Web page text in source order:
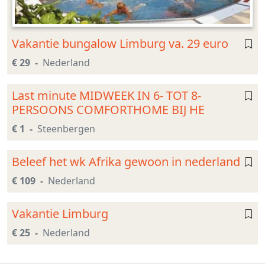
Vakantie bungalow Limburg va. 29 euro
€ 29 Nederland
Last minute MIDWEEK IN 6- TOT 8-
PERSOONS COMFORTHOME BIJ HE
€ 1 Steenbergen
Beleef het wk Afrika gewoon in nederland
€ 109 Nederland
Vakantie Limburg
€ 25 Nederland